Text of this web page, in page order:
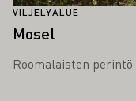
VILJELYALUE
Mosel
Roomalaisten perintö